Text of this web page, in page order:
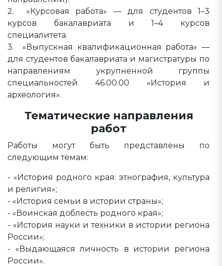
2. «Курсовая работа» — для студентов 1–3
курсов бакалавриата и 1–4 курсов
специалитета.
3. «Выпускная квалификационная работа» —
для студентов бакалавриата и магистратуры по
направлениям укрупненной группы
специальностей 46.00.00 «История и
археология».
Тематические направления
работ
Работы могут быть представлены по
следующим темам:
- «История родного края: этнография, культура
и религия»;
- «История семьи в истории страны»;
- «Воинская доблесть родного края»;
- «История науки и техники в истории региона
России»;
- «Выдающаяся личность в истории региона
России».